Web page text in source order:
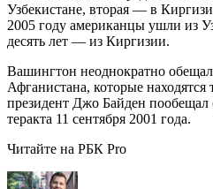
Узбекистане, вторая — в
2005 году американцы ушли из
десять лет — из Киргизии.
Вашингтон неоднократно
Афганистана, которые находятся
президент Джо Байден пообещал
теракта 11 сентября 2001 года.
Читайте на РБК Pro